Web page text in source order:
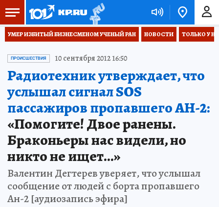
УМЕР ИЗБИТЫЙ БИЗНЕСМЕНОМ УЧЕНЫЙ РАН НОВОСТИ ТОЛЬКО У
ПРОИСШЕСТВИЯ 10 сентября 2012 16:50
Радиотехник утверждает, что
услышал сигнал SOS
пассажиров пропавшего АН-2:
«Помогите! Двое ранены.
Браконьеры нас видели, но
никто не ищет...»
Валентин Дегтерев уверяет, что услышал
сообщение от людей с борта пропавшего
Ан-2 [аудиозапись эфира]